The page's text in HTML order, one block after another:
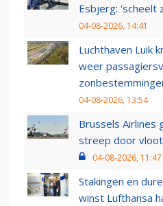
Esbjerg: 'scheelt
04-08-2026, 14:41
Luchthaven Luik
weer
04-08-2026, 13:54
Brussels Airlines
streep door
04-08-2026, 11:47
Stakingen en
winst Lufthansa